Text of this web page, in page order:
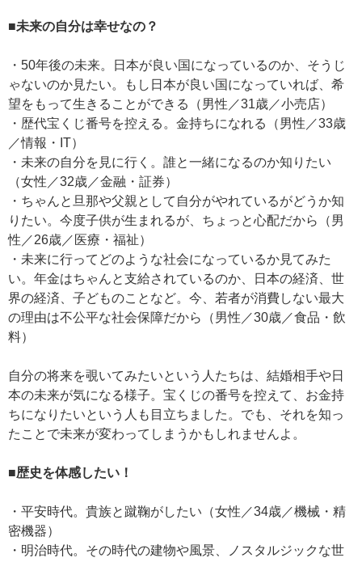
■未来の自分は幸せなの？
・50年後の未来。日本が良い国になっているのか、そうじ
ゃないのか見たい。もし日本が良い国になっていれば、希
望をもって生きることができる（男性／31歳／小売店）
・歴代宝くじ番号を控える。金持ちになれる（男性／33歳
／情報・IT）
・未来の自分を見に行く。誰と一緒になるのか知りたい
（女性／32歳／金融・証券）
・ちゃんと旦那や父親として自分がやれているがどうか知
りたい。今度子供が生まれるが、ちょっと心配だから（男
性／26歳／医療・福祉）
・未来に行ってどのような社会になっているか見てみた
い。年金はちゃんと支給されているのか、日本の経済、世
界の経済、子どものことなど。今、若者が消費しない最大
の理由は不公平な社会保障だから（男性／30歳／食品・飲
料）
自分の将来を覗いてみたいという人たちは、結婚相手や日
本の未来が気になる様子。宝くじの番号を控えて、お金持
ちになりたいという人も目立ちました。でも、それを知っ
たことで未来が変わってしまうかもしれませんよ。
■歴史を体感したい！
・平安時代。貴族と蹴鞠がしたい（女性／34歳／機械・精
密機器）
・明治時代。その時代の建物や風景、ノスタルジックな世